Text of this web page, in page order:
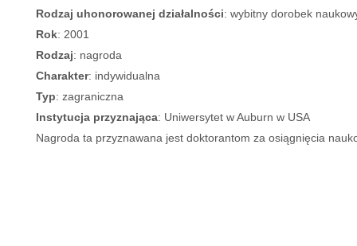
Rodzaj uhonorowanej działalności: wybitny dorobek
Rok: 2001
Rodzaj: nagroda
Charakter: indywidualna
Typ: zagraniczna
Instytucja przyznająca: Uniwersytet w Auburn w USA
Nagroda ta przyznawana jest doktorantom za osiągnięcia